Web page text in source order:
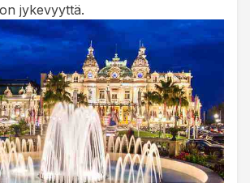
jykevyyttä.